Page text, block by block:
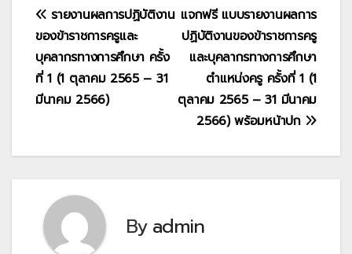
แนะแนว
เรื่อง
แจกฟรี แบบรายงานผลการ
ปฏิบัติงานของข้าราชการครู
และบุคลากรทางการศึกษา
ตำแหน่งครู ครั้งที่ 1 (1
ตุลาคม 2565 – 31 มีนาคม
2566) พร้อมหน้าปก
รายงานผลการปฏิบัติงาน
ของข้าราชการครูและ
บุคลากรทางการศึกษา ครั้ง
ที่ 1 (1 ตุลาคม 2565 – 31
มีนาคม 2566)
Byadmin